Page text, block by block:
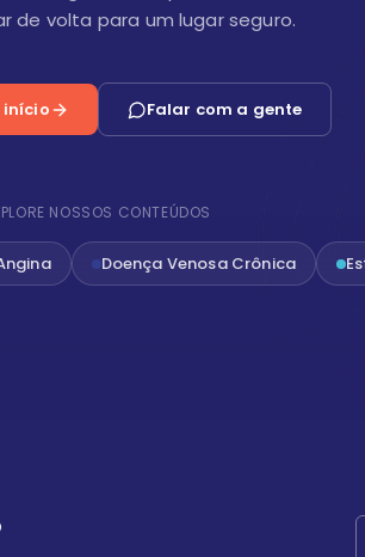
de volta para um lugar seguro.
Falar com a gente
NOSSOS CONTEÚDOS
Doença Venosa Crônica